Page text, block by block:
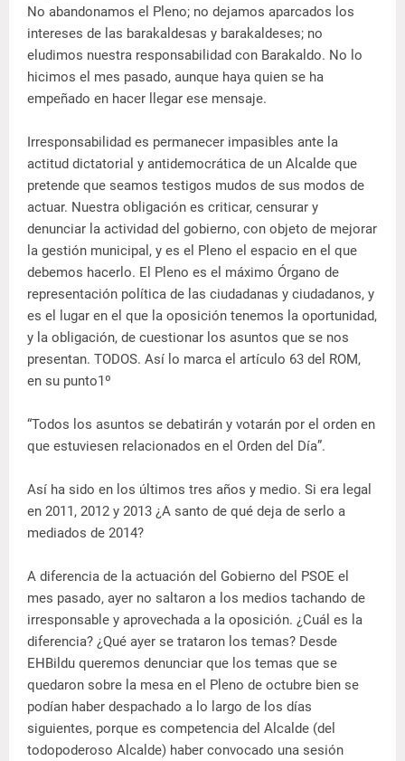
No abandonamos el Pleno; no dejamos aparcados los
intereses de las barakaldesas y barakaldeses; no
eludimos nuestra responsabilidad con Barakaldo. No lo
hicimos el mes pasado, aunque haya quien se ha
empeñado en hacer llegar ese mensaje.
Irresponsabilidad es permanecer impasibles ante la
actitud dictatorial y antidemocrática de un Alcalde que
pretende que seamos testigos mudos de sus modos de
actuar. Nuestra obligación es criticar, censurar y
denunciar la actividad del gobierno, con objeto de mejorar
la gestión municipal, y es el Pleno el espacio en el que
debemos hacerlo. El Pleno es el máximo Órgano de
representación política de las ciudadanas y ciudadanos, y
es el lugar en el que la oposición tenemos la oportunidad,
y la obligación, de cuestionar los asuntos que se nos
presentan. TODOS. Así lo marca el artículo 63 del ROM,
en su punto1º
“Todos los asuntos se debatirán y votarán por el orden en
que estuviesen relacionados en el Orden del Día”.
Así ha sido en los últimos tres años y medio. Si era legal
en 2011, 2012 y 2013 ¿A santo de qué deja de serlo a
mediados de 2014?
A diferencia de la actuación del Gobierno del PSOE el
mes pasado, ayer no saltaron a los medios tachando de
irresponsable y aprovechada a la oposición. ¿Cuál es la
diferencia? ¿Qué ayer se trataron los temas? Desde
EHBildu queremos denunciar que los temas que se
quedaron sobre la mesa en el Pleno de octubre bien se
podían haber despachado a lo largo de los días
siguientes, porque es competencia del Alcalde (del
todopoderoso Alcalde) haber convocado una sesión